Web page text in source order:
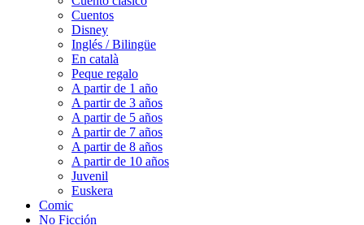
Cuentos
Disney
Inglés / Bilingüe
En català
Peque regalo
A partir de 1 año
A partir de 3 años
A partir de 5 años
A partir de 7 años
A partir de 8 años
A partir de 10 años
Juvenil
Euskera
Comic
No Ficción